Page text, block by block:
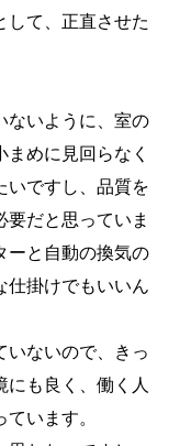
して、正直させた
ないように、室の
めに見回らなく
いですし、品質を
要だと思っていま
ーと自動の換気の
仕掛けでもいいん
いないので、きっ
にも良く、働く人
います。